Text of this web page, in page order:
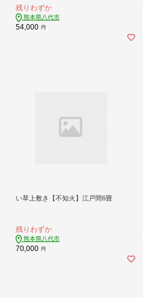
実 春 夏 秋 冬 旬 おまかせ 定期 国産
八代市産 熊本県
残りわずか
熊本県八代市
54,000 円
い草上敷き【不知火】江戸間6畳
残りわずか
熊本県八代市
70,000 円